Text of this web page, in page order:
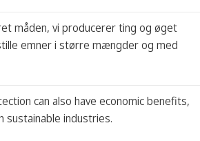
måden, vi producerer ting og øget
emner i større mængder og med
can also have economic benefits,
sustainable industries.